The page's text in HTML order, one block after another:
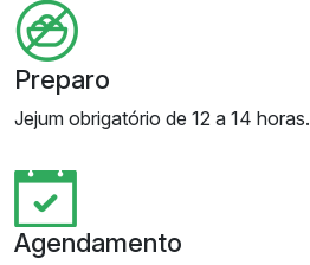
Preparo
Jejum obrigatório de 12 a 14 horas.
Agendamento